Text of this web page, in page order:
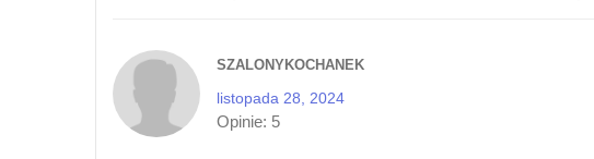
SZALONYKOCHANEK
listopada 28, 2024
Opinie: 5